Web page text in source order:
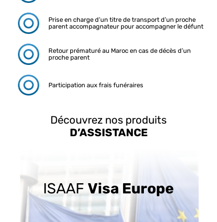
Prise en charge d’un titre de transport d’un proche
parent accompagnateur pour accompagner le défunt
Retour prématuré au Maroc en cas de décès d’un
proche parent
Participation aux frais funéraires
Découvrez nos produits
D’ASSISTANCE
ISAAFVisa Europe